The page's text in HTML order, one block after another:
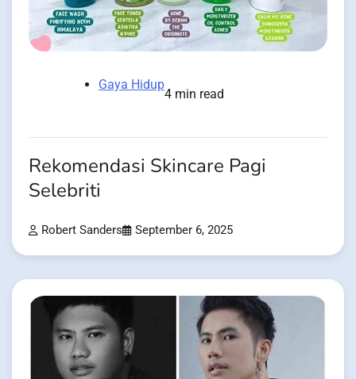
Gaya Hidup
4 min read
Rekomendasi Skincare Pagi
Selebriti
Robert Sanders September 6, 2025